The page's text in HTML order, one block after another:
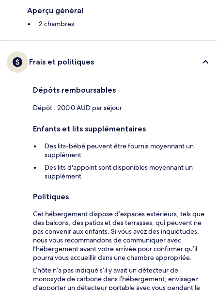
Aperçu général
2 chambres
Frais et politiques
Dépôts remboursables
Dépôt : 200.0 AUD par séjour
Enfants et lits supplémentaires
Des lits-bébé peuvent être fournis moyennant un
supplément
Des lits d'appoint sont disponibles moyennant un
supplément
Politiques
Cet hébergement dispose d’espaces extérieurs, tels que
des balcons, des patios et des terrasses, qui peuvent ne
pas convenir aux enfants. Si vous avez des inquiétudes,
nous vous recommandons de communiquer avec
l’hébergement avant votre arrivée pour confirmer qu’il
pourra vous accueillir dans une chambre appropriée.
L’hôte n’a pas indiqué s’il y avait un détecteur de
monoxyde de carbone dans l’hébergement; envisagez
d’apporter un détecteur portable avec vous pendant le